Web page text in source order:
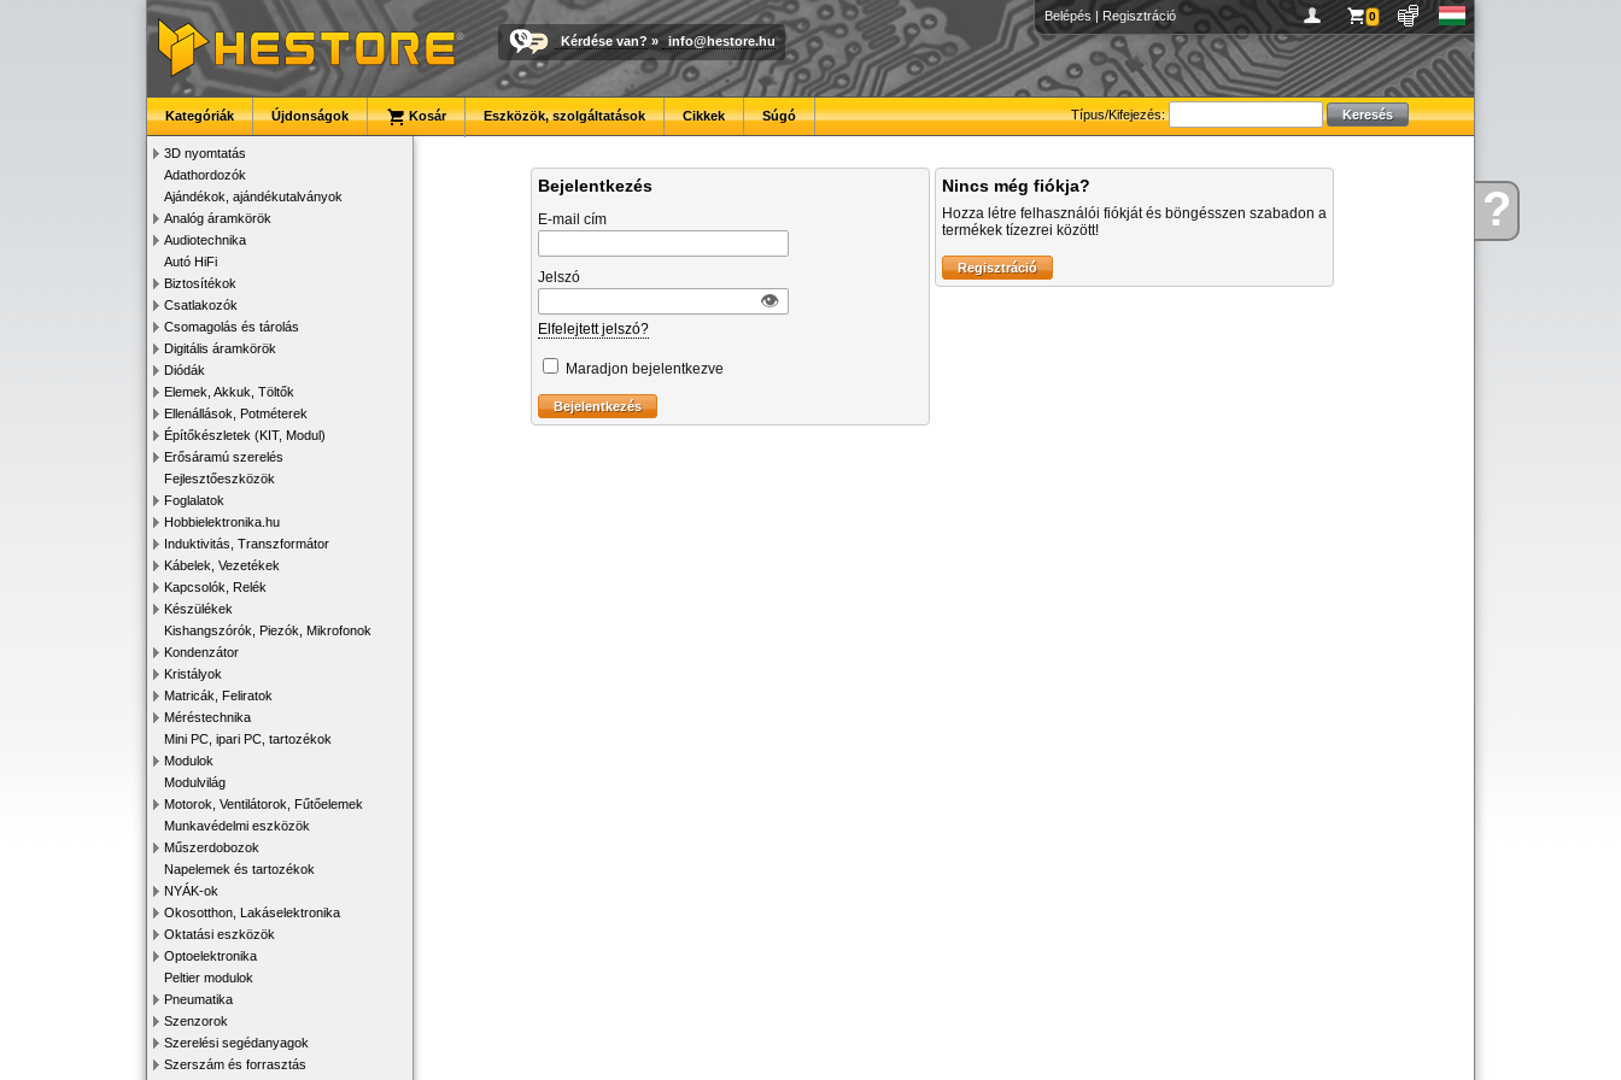
Kérdése?
Belépés | Regisztráció 0
Kérdése van? » info@hestore.hu
Típus/Kifejezés:
Kategóriák Újdonságok Kosár Eszközök, szolgáltatások Cikkek Súgó
3D nyomtatás
Adathordozók
Ajándékok, ajándékutalványok
Analóg áramkörök
Audiotechnika
Autó HiFi
Biztosítékok
Csatlakozók
Csomagolás és tárolás
Digitális áramkörök
Diódák
Elemek, Akkuk, Töltők
Ellenállások, Potméterek
Építőkészletek (KIT, Modul)
Erősáramú szerelés
Fejlesztőeszközök
Foglalatok
Hobbielektronika.hu
Induktivitás, Transzformátor
Kábelek, Vezetékek
Kapcsolók, Relék
Készülékek
Kishangszórók, Piezók, Mikrofonok
Kondenzátor
Kristályok
Matricák, Feliratok
Méréstechnika
Mini PC, ipari PC, tartozékok
Modulok
Modulvilág
Motorok, Ventilátorok, Fűtőelemek
Munkavédelmi eszközök
Műszerdobozok
Napelemek és tartozékok
NYÁK-ok
Okosotthon, Lakáselektronika
Oktatási eszközök
Optoelektronika
Peltier modulok
Pneumatika
Szenzorok
Szerelési segédanyagok
Szerszám és forrasztás
Bejelentkezés
E-mail cím
Jelszó
👁︎
Elfelejtett jelszó?
Maradjon bejelentkezve
Nincs még fiókja?
Hozza létre felhasználói fiókját és böngésszen szabadon a
termékek tízezrei között!